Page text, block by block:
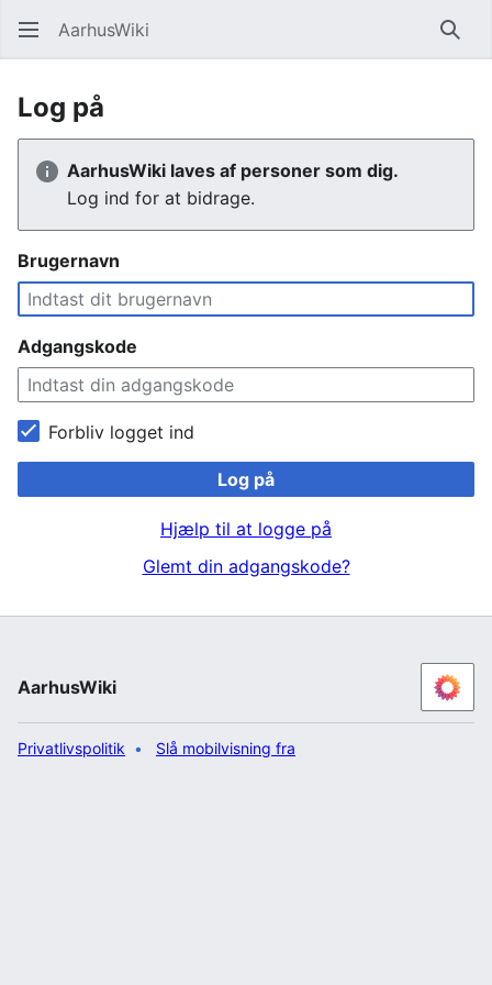
AarhusWiki Søg
Log på
AarhusWiki laves af personer som dig.
Log ind for at bidrage.
Brugernavn
Adgangskode
Forbliv logget ind
Log på
Hjælp til at logge på
Glemt din adgangskode?
AarhusWiki
Privatlivspolitik Slå mobilvisning fra